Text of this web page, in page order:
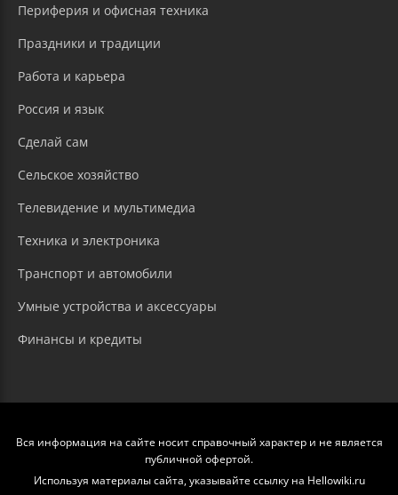
Периферия и офисная техника
Праздники и традиции
Работа и карьера
Россия и язык
Сделай сам
Сельское хозяйство
Телевидение и мультимедиа
Техника и электроника
Транспорт и автомобили
Умные устройства и аксессуары
Финансы и кредиты
Вся информация на сайте носит справочный характер и не является
публичной офертой.
Используя материалы сайта, указывайте ссылку на Hellowiki.ru